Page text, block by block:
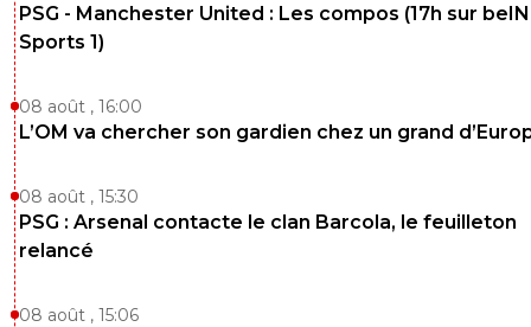
PSG - Manchester United : Les compos (17h sur beIN
Sports 1)
08 août , 16:00
L’OM va chercher son gardien chez un grand
08 août , 15:30
PSG : Arsenal contacte le clan Barcola, le feuilleton
relancé
08 août , 15:06